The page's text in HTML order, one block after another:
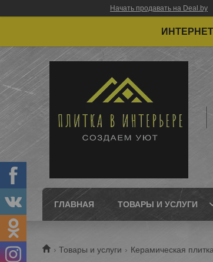
Начать продавать на Deal.by
ГЛАВНАЯ ТОВАРЫ И УСЛУГИ
Товары и услуги Керамическая